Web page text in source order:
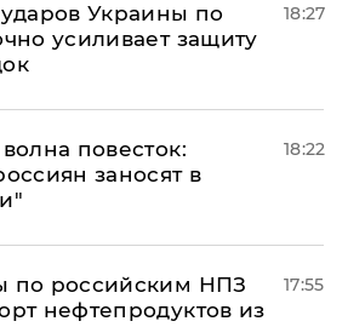
Украины по
усиливает защиту
18:27
повесток:
заносят в
18:22
по российским НПЗ
нефтепродуктов из
17:55